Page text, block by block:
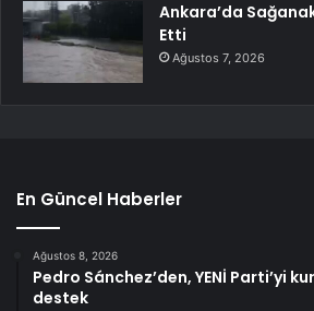
Ankara’da
Etti
Ağustos 7, 2026
En Güncel Haberler
Ağustos 8, 2026
Pedro Sánchez’den, YENİ Parti’yi
destek